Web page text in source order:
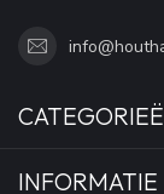
INFORMATIE